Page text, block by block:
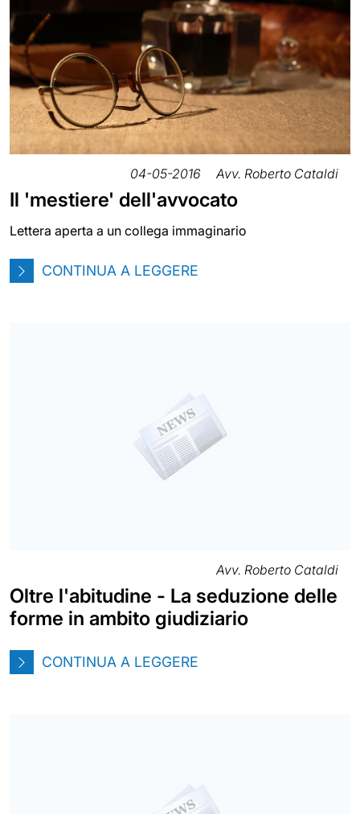
04-05-2016 Avv. Roberto Cataldi
Il 'mestiere' dell'avvocato
Lettera aperta a un collega immaginario
CONTINUA A LEGGERE
Avv. Roberto Cataldi
Oltre l'abitudine - La seduzione delle
forme in ambito giudiziario
CONTINUA A LEGGERE